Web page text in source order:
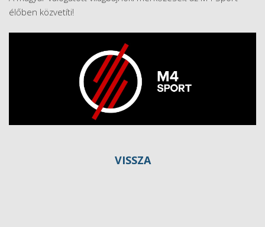
élőben közvetíti!
VISSZA